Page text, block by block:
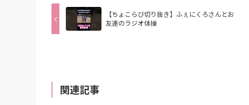
【ちょこらび切り抜き】ふぇにくろさんとお
友達のラジオ体操
関連記事